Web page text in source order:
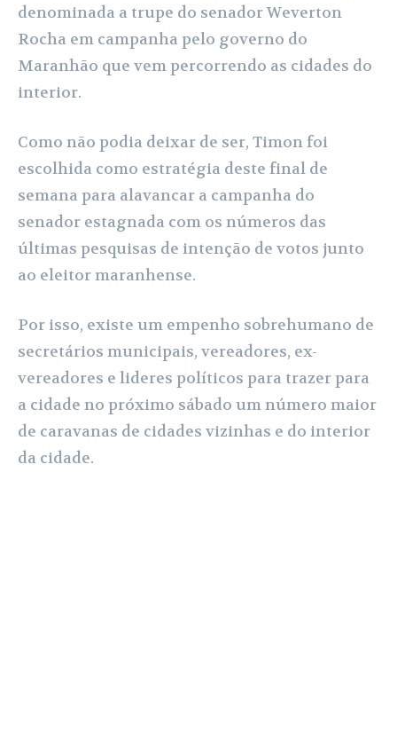
k
p
m
denominada a trupe do senador Weverton
Rocha em campanha pelo governo do
Maranhão que vem percorrendo as cidades do
interior.
Como não podia deixar de ser, Timon foi
escolhida como estratégia deste final de
semana para alavancar a campanha do
senador estagnada com os números das
últimas pesquisas de intenção de votos junto
ao eleitor maranhense.
Por isso, existe um empenho sobrehumano de
secretários municipais, vereadores, ex-
vereadores e lideres políticos para trazer para
a cidade no próximo sábado um número maior
de caravanas de cidades vizinhas e do interior
da cidade.